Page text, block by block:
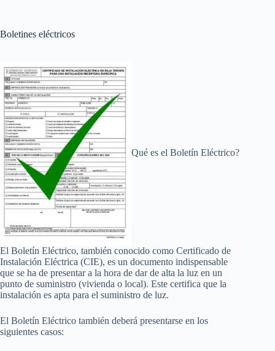
Boletines eléctricos
Qué es el Boletín Eléctrico?
El Boletín Eléctrico, también conocido como Certificado de
Instalación Eléctrica (CIE), es un documento indispensable
que se ha de presentar a la hora de dar de alta la luz en un
punto de suministro (vivienda o local). Este certifica que la
instalación es apta para el suministro de luz.
El Boletín Eléctrico también deberá presentarse en los
siguientes casos: